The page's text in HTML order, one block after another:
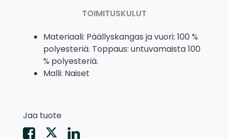
TOIMITUSKULUT
Materiaali: Päällyskangas ja vuori: 100 %
polyesteriä. Toppaus: untuvamaista 100
% polyesteriä.
Malli: Naiset
Jaa tuote